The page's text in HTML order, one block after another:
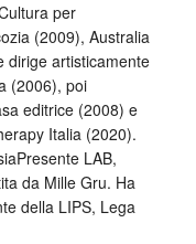
per
(2009), Australia
dirige artisticamente
(2006), poi
editrice (2008) e
Italia (2020).
LAB,
da Mille Gru. Ha
della LIPS, Lega